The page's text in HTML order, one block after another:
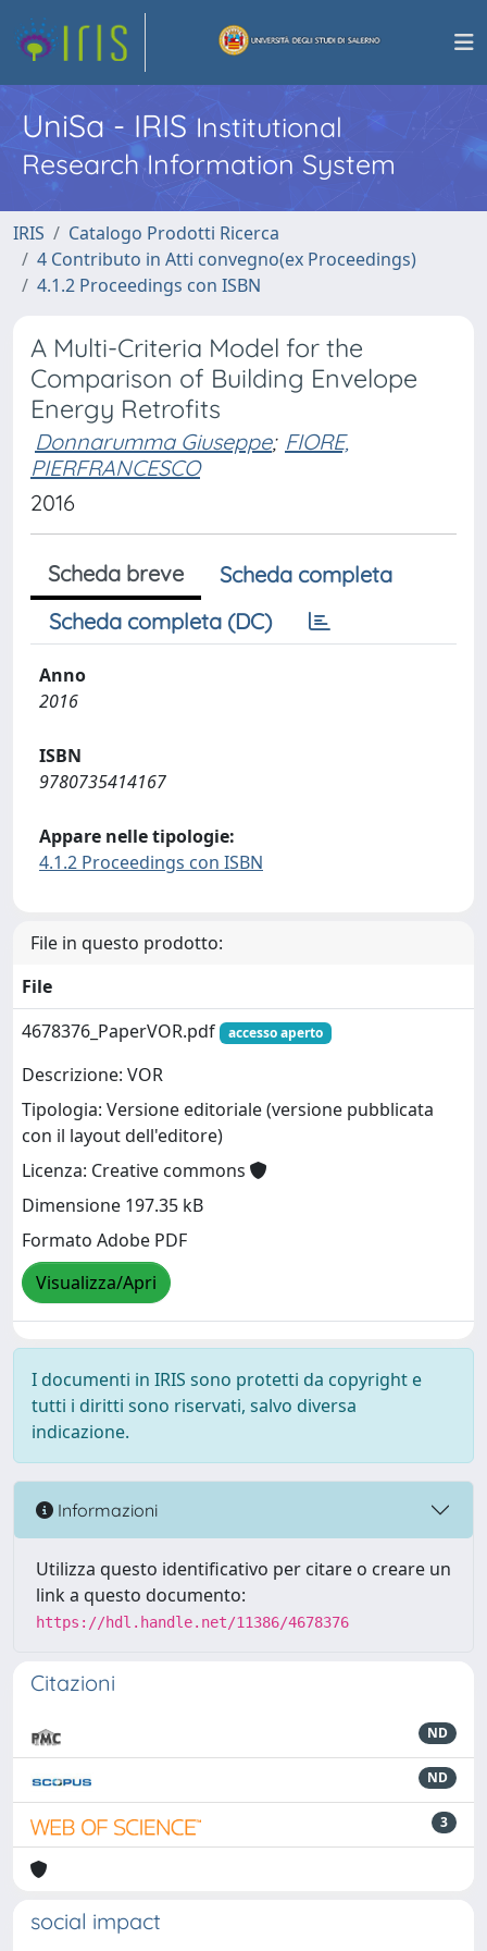
UniSa - IRISInstitutional
Research Information System
IRIS
Catalogo Prodotti Ricerca
4 Contributo in Atti convegno(ex Proceedings)
4.1.2 Proceedings con ISBN
A Multi-Criteria Model for the
Comparison of Building Envelope
Energy Retrofits
Donnarumma Giuseppe; FIORE,
PIERFRANCESCO
2016
Scheda breve
Scheda completa
Scheda completa (DC)
Anno
2016
ISBN
9780735414167
Appare nelle tipologie:
4.1.2 Proceedings con ISBN
File in questo prodotto:
File
4678376_PaperVOR.pdf
accesso aperto
Descrizione: VOR
Tipologia: Versione editoriale (versione pubblicata
con il layout dell'editore)
Licenza: Creative commons
Dimensione 197.35 kB
Formato Adobe PDF
Visualizza/Apri
I documenti in IRIS sono protetti da copyright e
tutti i diritti sono riservati, salvo diversa
indicazione.
Informazioni
Utilizza questo identificativo per citare o creare un
link a questo documento:
https://hdl.handle.net/11386/4678376
Citazioni
ND
ND
3
social impact